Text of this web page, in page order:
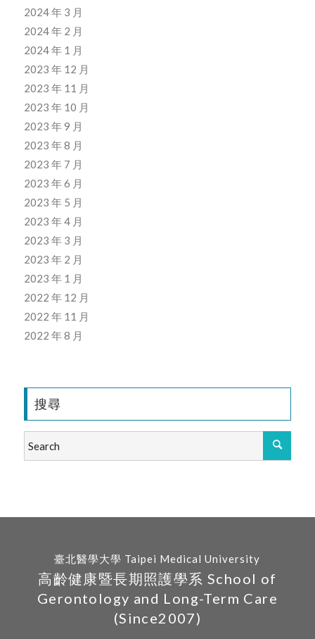
2024 年 3 月
2024 年 2 月
2024 年 1 月
2023 年 12 月
2023 年 11 月
2023 年 10 月
2023 年 9 月
2023 年 8 月
2023 年 7 月
2023 年 6 月
2023 年 5 月
2023 年 4 月
2023 年 3 月
2023 年 2 月
2023 年 1 月
2022 年 12 月
2022 年 11 月
2022 年 8 月
搜尋
臺北醫學大學 Taipei Medical University
高齡健康暨長期照護學系 School of
Gerontology and Long-Term Care
(Since2007)